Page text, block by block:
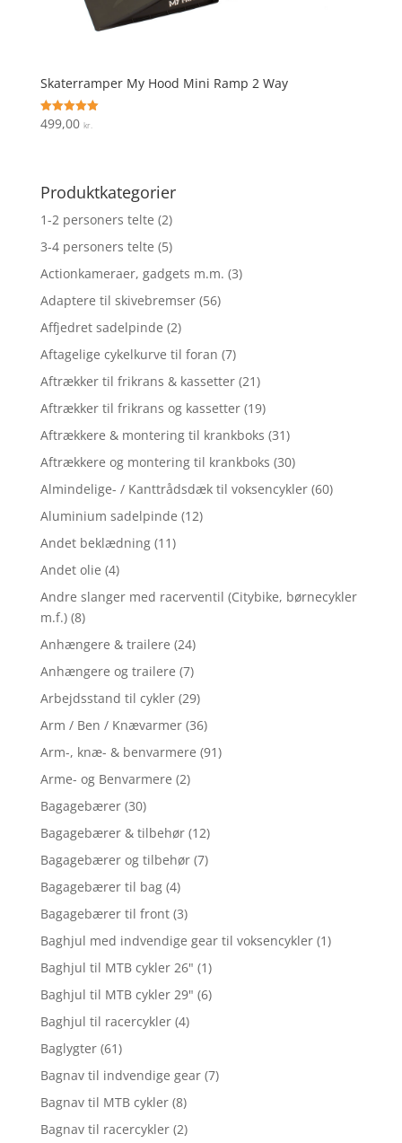
Skaterramper My Hood Mini Ramp 2 Way
Vurderet
5
499,00 kr.
Produktkategorier
1-2 personers telte (2)
3-4 personers telte (5)
Actionkameraer, gadgets m.m. (3)
Adaptere til skivebremser (56)
Affjedret sadelpinde (2)
Aftagelige cykelkurve til foran (7)
Aftrækker til frikrans & kassetter (21)
Aftrækker til frikrans og kassetter (19)
Aftrækkere & montering til krankboks (31)
Aftrækkere og montering til krankboks (30)
Almindelige- / Kanttrådsdæk til voksencykler (60)
Aluminium sadelpinde (12)
Andet beklædning (11)
Andet olie (4)
Andre slanger med racerventil (Citybike, børnecykler
m.f.) (8)
Anhængere & trailere (24)
Anhængere og trailere (7)
Arbejdsstand til cykler (29)
Arm / Ben / Knævarmer (36)
Arm-, knæ- & benvarmere (91)
Arme- og Benvarmere (2)
Bagagebærer (30)
Bagagebærer & tilbehør (12)
Bagagebærer og tilbehør (7)
Bagagebærer til bag (4)
Bagagebærer til front (3)
Baghjul med indvendige gear til voksencykler (1)
Baghjul til MTB cykler 26" (1)
Baghjul til MTB cykler 29" (6)
Baghjul til racercykler (4)
Baglygter (61)
Bagnav til indvendige gear (7)
Bagnav til MTB cykler (8)
Bagnav til racercykler (2)